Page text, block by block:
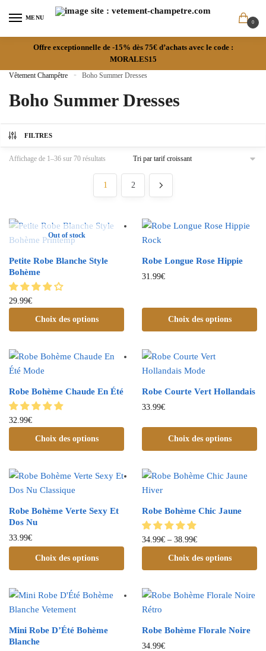
MENU
0
Offre exceptionnelle de -15% dès 75€ d’achats avec le code :
MORALES15
Vêtement Champêtre » Boho Summer Dresses
Boho Summer Dresses
FILTRES
Affichage de 1–36 sur 70 résultats
1 2
Out of stock
Petite Robe Blanche Style
Bohème
29.99€
Choix des options
Robe Longue Rose Hippie
31.99€
Choix des options
Robe Bohème Chaude En Été
32.99€
Choix des options
Robe Courte Vert Hollandais
33.99€
Choix des options
Robe Bohème Verte Sexy Et
Dos Nu
33.99€
Choix des options
Robe Bohème Chic Jaune
34.99€ – 38.99€
Choix des options
Mini Robe D’Été Bohème
Blanche
Robe Bohème Florale Noire
34.99€